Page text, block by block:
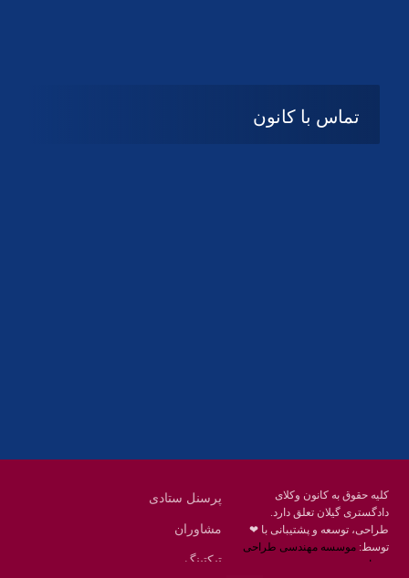
تماس با کانون
کلیه حقوق به کانون وکلای
دادگستری گیلان تعلق دارد.
طراحی، توسعه و پشتیبانی با ❤
توسط:موسسه مهندسی طراحی
محنا
پرسنل ستادی
مشاوران
تیکتینگ